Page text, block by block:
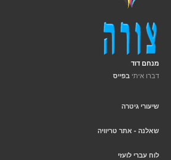
מנחם דוד
דברו איתי בפייס
שיעורי גיטרה
שאלנה - אתר טריוויה
לוח עברי לועזי